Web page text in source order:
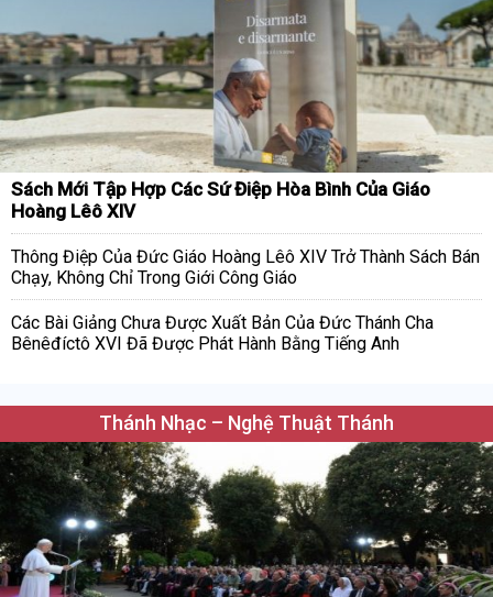
Sách Mới Tập Hợp Các Sứ Điệp Hòa Bình Của Giáo
Hoàng Lêô XIV
Thông Điệp Của Đức Giáo Hoàng Lêô XIV Trở Thành Sách Bán
Chạy, Không Chỉ Trong Giới Công Giáo
Các Bài Giảng Chưa Được Xuất Bản Của Đức Thánh Cha
Bênêđíctô XVI Đã Được Phát Hành Bằng Tiếng Anh
Thánh Nhạc – Nghệ Thuật Thánh